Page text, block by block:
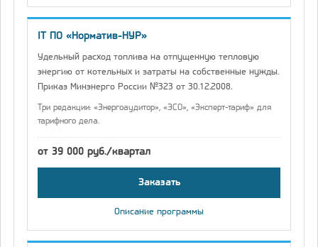
IT ПО «Норматив-НУР»
Удельный расход топлива на отпущенную тепловую
энергию от котельных и затраты на собственные нужды.
Приказ Минэнерго России №323 от 30.12.2008.
Три редакции: «Энергоаудитор», «ЭСО», «Эксперт-тариф» для
тарифного дела.
от 39 000 руб./квартал
Заказать
Описание программы